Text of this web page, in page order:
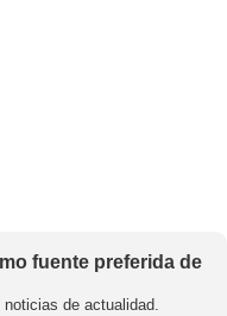
fuente preferida de
de actualidad.